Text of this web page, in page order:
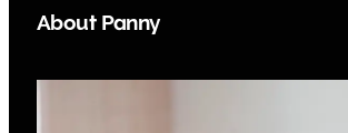
About Panny